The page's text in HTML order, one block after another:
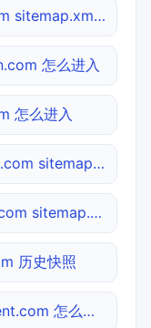
jd.com sitemap.xml检测
怎么进入
怎么进入
zhihu.com sitemap.xml检测
bing.com sitemap.xml检测
历史快照
tencent.com 怎么进入